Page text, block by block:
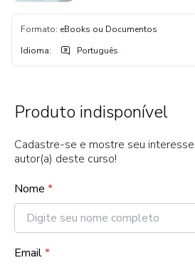
Formato: eBooks ou Documentos
Idioma: Português
Produto indisponível
Cadastre-se e mostre seu
autor(a) deste curso!
Nome *
Email*